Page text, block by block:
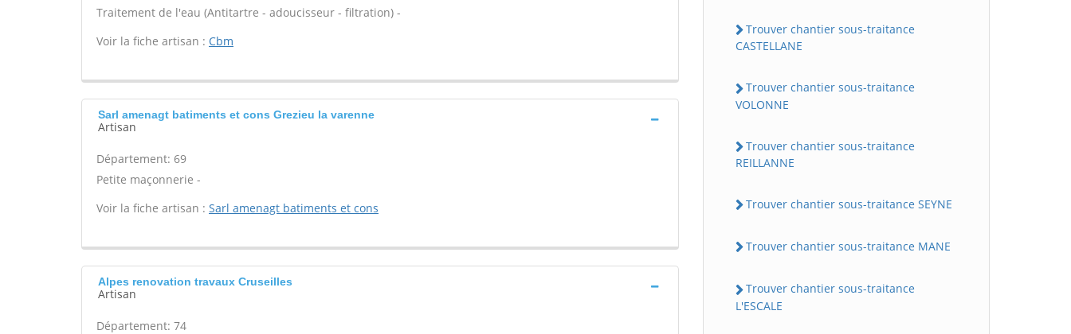
Traitement de l'eau (Antitartre - adoucisseur - filtration) -
Voir la fiche artisan : Cbm
Sarl amenagt batiments et cons Grezieu la varenne
Artisan
Département: 69
Petite maçonnerie -
Voir la fiche artisan : Sarl amenagt batiments et cons
Alpes renovation travaux Cruseilles
Artisan
Département: 74
Trouver chantier sous-traitance
CASTELLANE
Trouver chantier sous-traitance
VOLONNE
Trouver chantier sous-traitance
REILLANNE
Trouver chantier sous-traitance SEYNE
Trouver chantier sous-traitance MANE
Trouver chantier sous-traitance
L'ESCALE